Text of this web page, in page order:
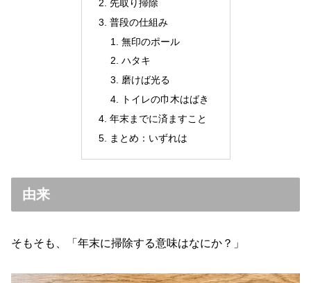
先取り掃除
普段の仕組み
無印のポール
ハタキ
磨けば光る
トイレの巾木はばき
年末までに済ますこと
まとめ：いずれは
由来
そもそも、「年末に掃除する意味はなにか？」